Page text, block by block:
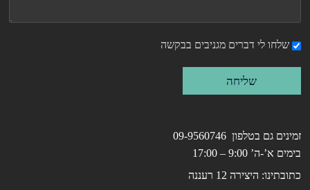
שלחו לי דברים מגניבים בבקשה
שליחה
זמינים גם בטלפון 09-9560746
בימים א’-ה’ 9:00 – 17:00
כתובתינו: היצירה 12 רעננה